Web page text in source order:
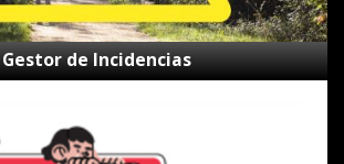
Gestor de Incidencias